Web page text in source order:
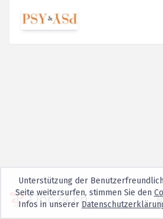
Unterstützung der
Seite weitersurfen, stimmen Sie den
Infos in unserer